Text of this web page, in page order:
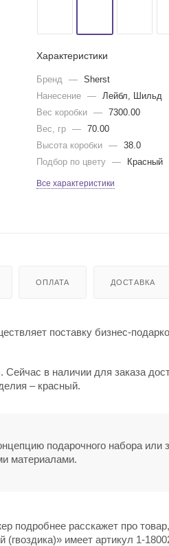
Характеристики
Бренд —
Sherst
Нанесение
—
Лейбл, Шильд
Вес коробки
—
7300.00
Вес, гр
—
70.00
Высота коробки
—
38.0
Подбор по цвету
— Красный
Все характеристики
ОПЛАТА ДОСТАВКА
поставку бизнес-
в наличии для заказа
– красный.
подарочного набора или
материалами.
подробнее расскажет про
имеет артикул 1-